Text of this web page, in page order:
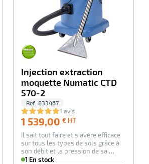
Injection extraction
moquette Numatic CTD
570-2
Ref: 833467
1 avis
1 539,00 € HT
HT
Il sait tout faire et s’avère efficace
sur tous les types de sols grâce à
son débit et la pression de sa …
1 En stock